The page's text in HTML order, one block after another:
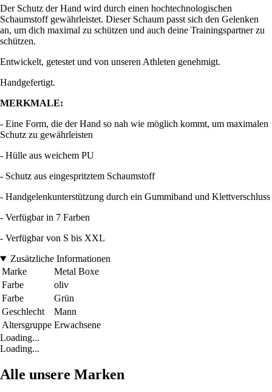
Der Schutz der Hand wird durch einen hochtechnologischen
Schaumstoff gewährleistet. Dieser Schaum passt sich den Gelenken
an, um dich maximal zu schützen und auch deine Trainingspartner zu
schützen.
Entwickelt, getestet und von unseren Athleten genehmigt.
Handgefertigt.
MERKMALE:
- Eine Form, die der Hand so nah wie möglich kommt, um maximalen
Schutz zu gewährleisten
- Hülle aus weichem PU
- Schutz aus eingespritztem Schaumstoff
- Handgelenkunterstützung durch ein Gummiband und Klettverschluss
- Verfügbar in 7 Farben
- Verfügbar von S bis XXL
Zusätzliche Informationen
Marke
Metal Boxe
Farbe
oliv
Farbe
Grün
Geschlecht
Mann
Altersgruppe Erwachsene
Loading...
Loading...
Alle unsere Marken